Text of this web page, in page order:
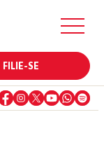
FILIE-SE